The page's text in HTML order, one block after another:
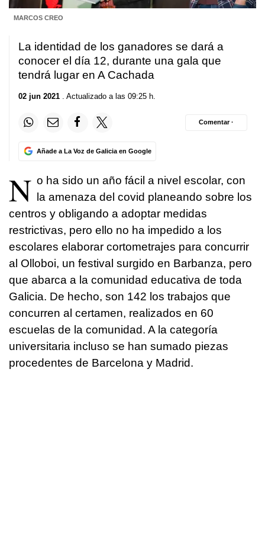
MARCOS CREO
La identidad de los ganadores se dará a
conocer el día 12, durante una gala que
tendrá lugar en A Cachada
02 jun 2021 . Actualizado a las 09:25 h.
Añade a La Voz de Galicia en Google
Comentar ·
N o ha sido un año fácil a nivel escolar, con
la amenaza del covid planeando sobre los
centros y obligando a adoptar medidas
restrictivas, pero ello no ha impedido a los
escolares elaborar cortometrajes para concurrir
al Olloboi, un festival surgido en Barbanza, pero
que abarca a la comunidad educativa de toda
Galicia. De hecho, son 142 los trabajos que
concurren al certamen, realizados en 60
escuelas de la comunidad. A la categoría
universitaria incluso se han sumado piezas
procedentes de Barcelona y Madrid.